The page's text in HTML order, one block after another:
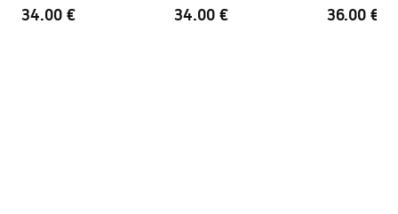
34.00 € 34.00 € 36.00 €